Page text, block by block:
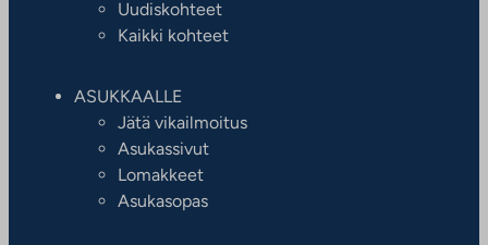
Uudiskohteet
Kaikki kohteet
ASUKKAALLE
Jätä vikailmoitus
Asukassivut
Lomakkeet
Asukasopas